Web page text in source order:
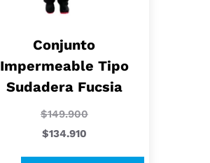
Conjunto
Impermeable Tipo
Sudadera Fucsia
$149.900
$134.910